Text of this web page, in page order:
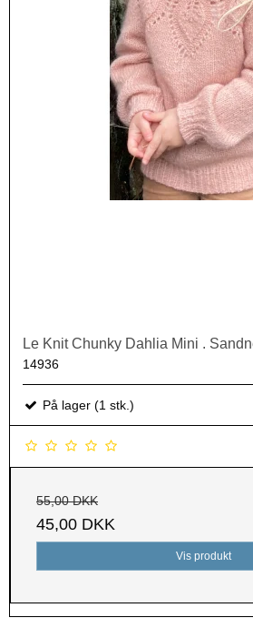
Le Knit Chunky Dahlia Mini .
14936
På lager (1 stk.)
55,00 DKK
45,00 DKK
Vis produkt